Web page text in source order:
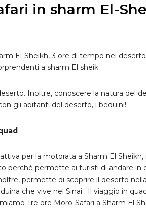
in sharm El-
El-Sheikh, 3 ore di tempo nel
a sharm El sheik
Inoltre, conoscere la natura del
gli abitanti del deserto, i beduini!
per la motorata a Sharm El
perché permette ai turisti di andare in
permette di scoprire il deserto
che vive nel Sinai . Il viaggio in
Tre ore Moro-Safari a Sharm El